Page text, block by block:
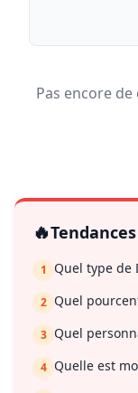
Pas encore
🔥Tendances
1 Quel type de
2 Quel
3 Quel
4 Quelle est